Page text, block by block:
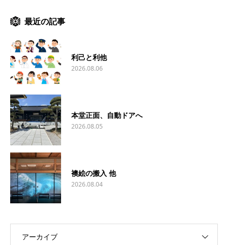
最近の記事
利己と利他
2026.08.06
本堂正面、自動ドアへ
2026.08.05
襖絵の搬入 他
2026.08.04
アーカイブ